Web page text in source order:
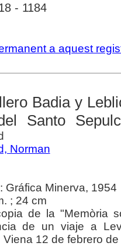
- 1184
a aquest
Badia y
Santo
Norman
Gráfica Minerva, 1954
; 24 cm
de la "Memòria
de un viaje a
Viena 12 de febrero